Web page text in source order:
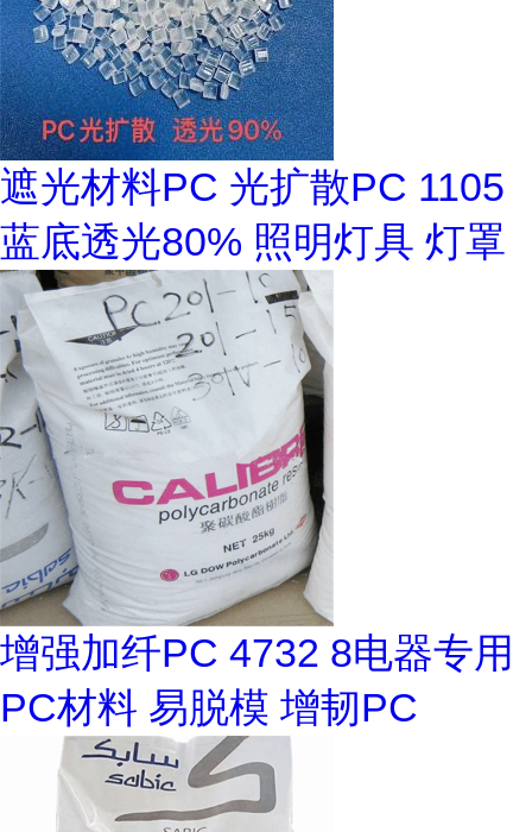
遮光材料PC 光扩散PC 1105
蓝底透光80% 照明灯具 灯罩
增强加纤PC 4732 8电器专用
PC材料 易脱模 增韧PC